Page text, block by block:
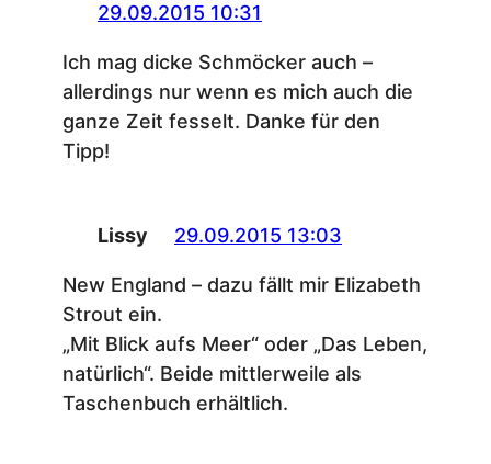
29.09.2015 10:31
Ich mag dicke Schmöcker auch –
allerdings nur wenn es mich auch die
ganze Zeit fesselt. Danke für den
Tipp!
Lissy 29.09.2015 13:03
New England – dazu fällt mir Elizabeth
Strout ein.
„Mit Blick aufs Meer“ oder „Das Leben,
natürlich“. Beide mittlerweile als
Taschenbuch erhältlich.